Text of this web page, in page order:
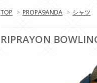
TOP > PROPA9ANDA > シャツ
RIPRAYON